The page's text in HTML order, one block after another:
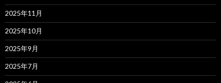
2025年11月
2025年10月
2025年9月
2025年7月